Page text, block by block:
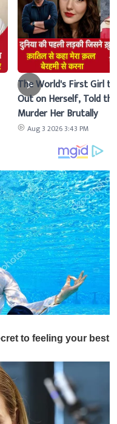
The World's First Girl
Out on Herself, Told
Murder Her Brutally
Aug 3 2026 3:43 PM